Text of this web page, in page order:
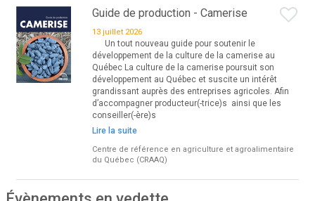
Guide de production - Camerise
13 juillet 2026
Un tout nouveau guide pour soutenir le
développement de la culture de la camerise au
Québec La culture de la camerise poursuit son
développement au Québec et suscite un intérêt
grandissant auprès des entreprises agricoles. Afin
d’accompagner producteur(-trice)s ainsi que les
conseiller(-ère)s
Lire la suite
Centre de référence en agriculture et agroalimentaire
du Québec (CRAAQ)